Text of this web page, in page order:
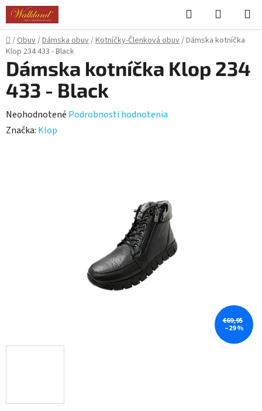
Prejsť
obsah
Hľadať
KOŠÍK
Domov
/Obuv/Dámska obuv/Kotníčky-Členková obuv/Dámska kotníčka
Klop 234 433 - Black
Dámska kotníčka Klop 234
433 - Black
Priemerné
hodnotenie
Neohodnotené Podrobnosti hodnotenia
Značka: Klop
€69,95
–29 %